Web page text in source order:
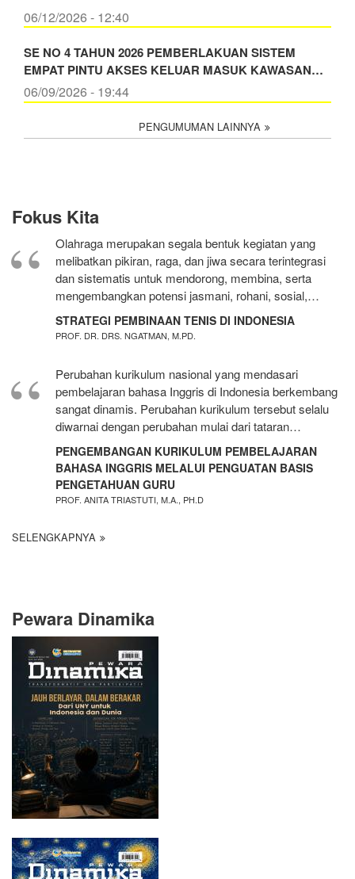
06/12/2026 - 12:40
SE NO 4 TAHUN 2026 PEMBERLAKUAN SISTEM
EMPAT PINTU AKSES KELUAR MASUK KAWASAN…
06/09/2026 - 19:44
PENGUMUMAN LAINNYA
Fokus Kita
Olahraga merupakan segala bentuk kegiatan yang
melibatkan pikiran, raga, dan jiwa secara terintegrasi
dan sistematis untuk mendorong, membina, serta
mengembangkan potensi jasmani, rohani, sosial,…
STRATEGI PEMBINAAN TENIS DI INDONESIA
PROF. DR. DRS. NGATMAN, M.PD.
Perubahan kurikulum nasional yang mendasari
pembelajaran bahasa Inggris di Indonesia berkembang
sangat dinamis. Perubahan kurikulum tersebut selalu
diwarnai dengan perubahan mulai dari tataran…
PENGEMBANGAN KURIKULUM PEMBELAJARAN
BAHASA INGGRIS MELALUI PENGUATAN BASIS
PENGETAHUAN GURU
PROF. ANITA TRIASTUTI, M.A., PH.D
SELENGKAPNYA
Pewara Dinamika